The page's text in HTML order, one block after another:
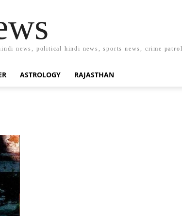
news, political hindi news, sports news, crime patrol
ASTROLOGY RAJASTHAN